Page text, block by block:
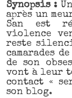
Synopsis :
après un
San est
violence
reste
camarades
de son
vont à leur
contact «
son blog.